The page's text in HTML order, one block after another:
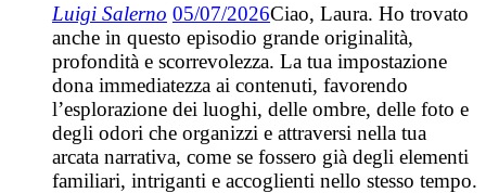
Luigi Salerno 05/07/2026Ciao, Laura. Ho trovato
anche in questo episodio grande originalità,
profondità e scorrevolezza. La tua impostazione
dona immediatezza ai contenuti, favorendo
l’esplorazione dei luoghi, delle ombre, delle foto e
degli odori che organizzi e attraversi nella tua
arcata narrativa, come se fossero già degli elementi
familiari, intriganti e accoglienti nello stesso tempo.